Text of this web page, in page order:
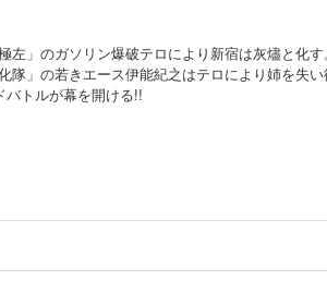
」のガソリン爆破テロにより新宿は灰燼と化す。
隊」の若きエース伊能紀之はテロにより姉を失い
トルが幕を開ける!!